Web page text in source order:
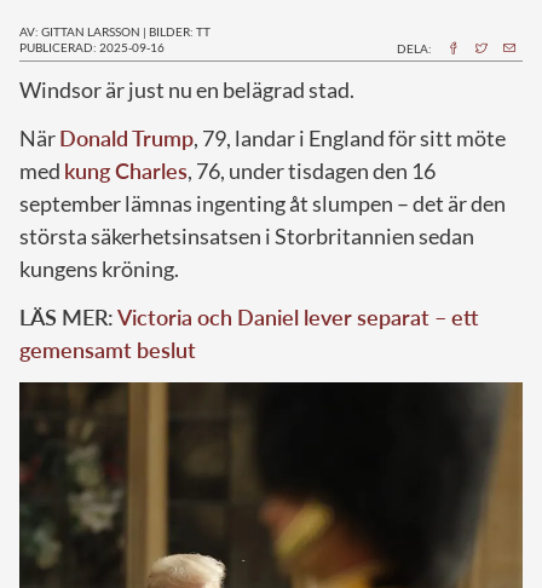
AV: GITTAN LARSSON | BILDER: TT
PUBLICERAD: 2025-09-16
DELA:
Windsor är just nu en belägrad stad.
NärDonald Trump, 79, landar i England för sitt möte
med kung Charles, 76, under tisdagen den 16
september lämnas ingenting åt slumpen – det är den
största säkerhetsinsatsen i Storbritannien sedan
kungens kröning.
LÄS MER:Victoria och Daniel lever separat – ett
gemensamt beslut